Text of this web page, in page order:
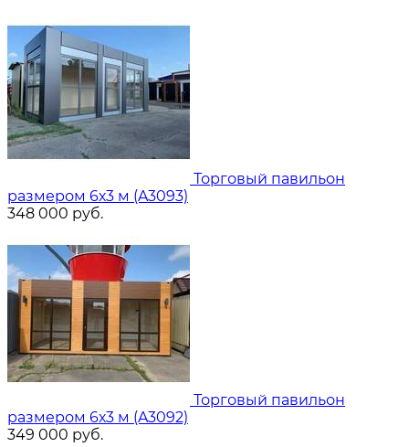
Торговый павильон
размером 6х3 м (A3093)
348 000 руб.
Торговый павильон
размером 6х3 м (A3092)
349 000 руб.